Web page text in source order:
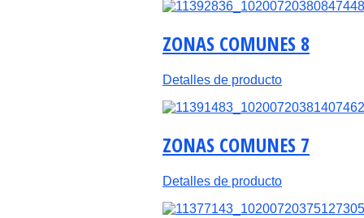
ZONAS COMUNES 8
Detalles de producto
ZONAS COMUNES 7
Detalles de producto